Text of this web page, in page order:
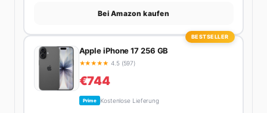
Bei Amazon kaufen
BESTSELLER
Apple iPhone 17 256 GB
★★★★★ 4.5 (597)
€744
Prime Kostenlose Lieferung